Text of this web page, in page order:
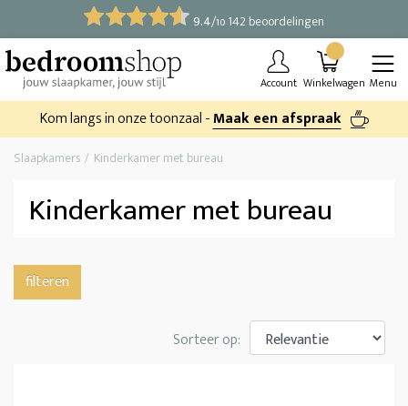
9.4/10 142 beoordelingen
Account Winkelwagen Menu
Kom langs in onze toonzaal -Maak een afspraak
Slaapkamers Kinderkamer met bureau
Kinderkamer met bureau
filteren
Sorteer op: